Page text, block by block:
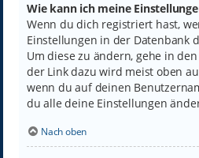
Wie kann ich meine
Wenn du dich registriert hast,
Einstellungen in der Datenbank
Um diese zu ändern, gehe in
der Link dazu wird meist oben
wenn du auf deinen
du alle deine Einstellungen
Nach oben